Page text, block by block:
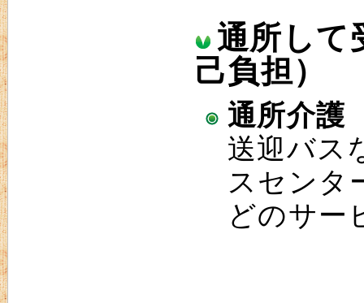
通所して
己負担）
通所介護
送迎バス
スセンタ
どのサー